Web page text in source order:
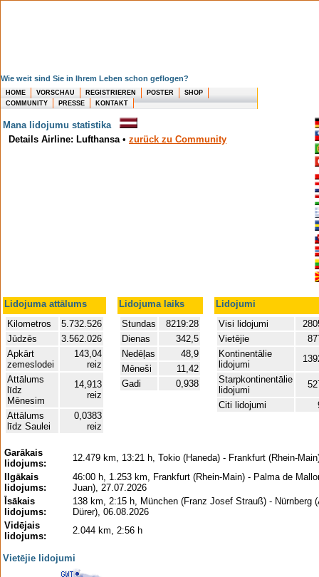
Wie weit sind Sie in Ihrem Leben schon geflogen?
HOME VORSCHAU REGISTRIEREN POSTER
SHOP
COMMUNITY
PRESSE KONTAKT
Mana lidojumu statistika
Details Airline: Lufthansa• zurück zu Community
Lidojuma attālums Lidojuma laiks
Lidojumi
Kilometros
5.732.526
Jūdzēs
3.562.026
Apkārt
zemeslodei
143,04
reiz
Attālums
līdz
Mēnesim
14,913
reiz
Attālums
līdz Saulei
0,0383
reiz
Stundas
8219:28
Dienas
342,5
Nedēļas
48,9
Mēneši
11,42
Gadi
0,938
Visi lidojumi
Vietējie
Kontinentālie
lidojumi
Starpkontinentālie
lidojumi
Citi lidojumi
Garākais
lidojums:
12.479 km, 13:21 h, Tokio (Haneda) - Frankfurt (Rhein-
Ilgākais
lidojums:
46:00 h, 1.253 km, Frankfurt (Rhein-Main) - Palma de
Juan), 27.07.2026
Īsākais
lidojums:
138 km, 2:15 h, München (Franz Josef Strauß) - Nürnberg
Dürer), 06.08.2026
Vidējais
lidojums:
2.044 km, 2:56 h
Vietējie lidojumi